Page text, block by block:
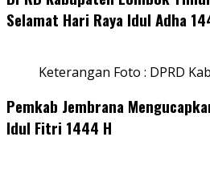
Selamat Hari Raya Idul Adha
Keterangan Foto : DPRD
Pemkab Jembrana
Idul Fitri 1444 H